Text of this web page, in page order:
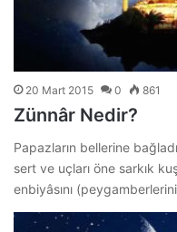
20 Mart 2015 0 861
Zünnâr Nedir?
Papazların bellerine
sert ve uçları öne sarkık
enbiyâsını